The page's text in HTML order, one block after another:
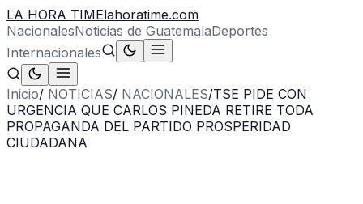
LA HORA TIMElahoratime.com
NacionalesNoticias de GuatemalaDeportes
Internacionales
Inicio/ NOTICIAS/ NACIONALES/TSE PIDE CON
URGENCIA QUE CARLOS PINEDA RETIRE TODA
PROPAGANDA DEL PARTIDO PROSPERIDAD
CIUDADANA